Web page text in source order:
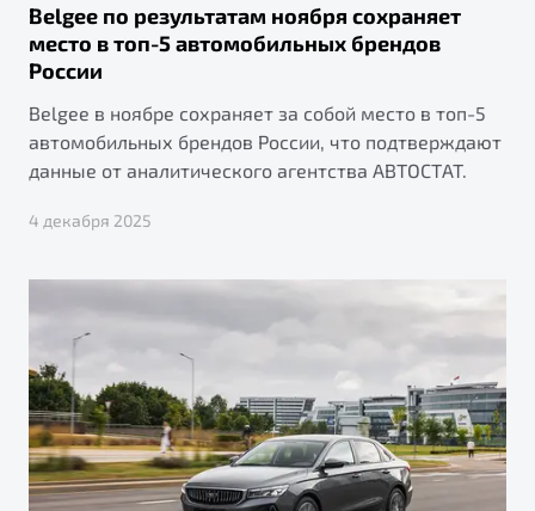
Belgee по результатам ноября сохраняет
место в топ-5 автомобильных брендов
России
Belgee в ноябре сохраняет за собой место в топ-5
автомобильных брендов России, что подтверждают
данные от аналитического агентства АВТОСТАТ.
4 декабря 2025